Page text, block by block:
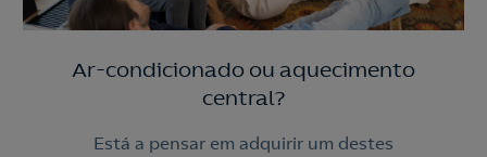
Ar-condicionado ou aquecimento
central?
Está a pensar em adquirir um destes